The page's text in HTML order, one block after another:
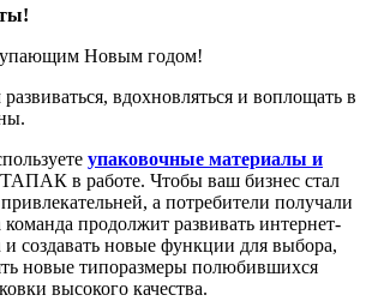
Новым годом!
вдохновляться и воплощать в
упаковочные материалы и
в работе. Чтобы ваш бизнес стал
а потребители получали
продолжит развивать интернет-
и создавать новые функции для выбора,
новые типоразмеры полюбившихся
высокого качества.